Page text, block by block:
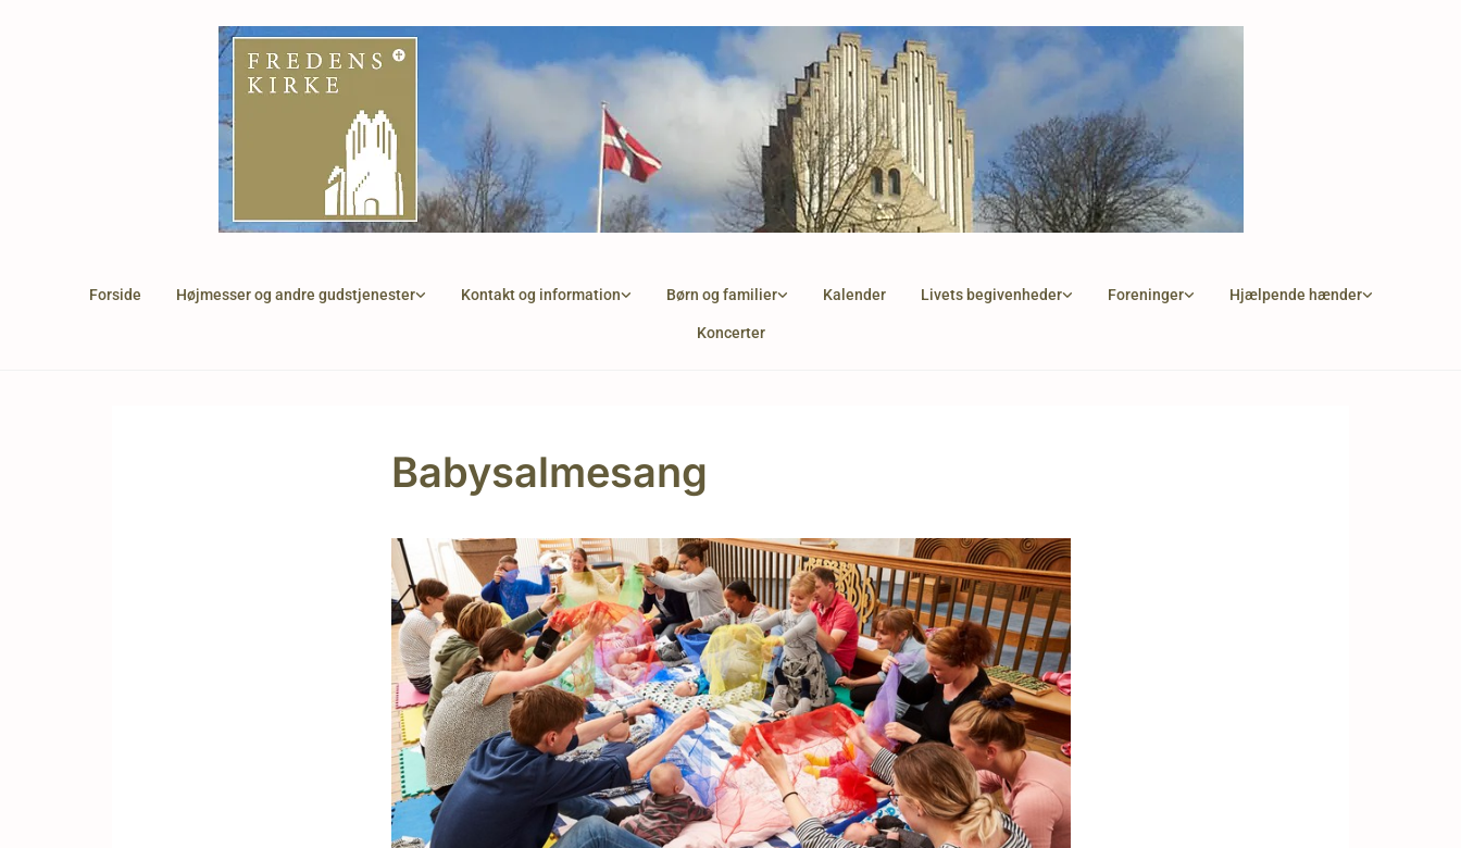
Forside Højmesser og andre gudstjenester Kontakt og information Børn og familier Kalender Livets begivenheder Foreninger Hjælpende hænder
Koncerter
Babysalmesang